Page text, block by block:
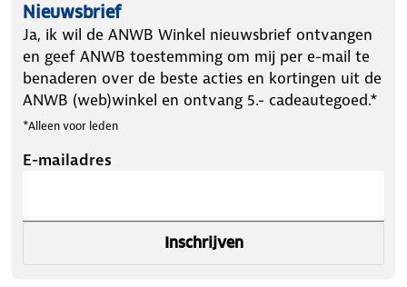
Nieuwsbrief
Ja, ik wil de ANWB Winkel nieuwsbrief ontvangen
en geef ANWB toestemming om mij per e-mail te
benaderen over de beste acties en kortingen uit de
ANWB (web)winkel en ontvang 5.- cadeautegoed.*
*Alleen voor leden
E-mailadres
Inschrijven